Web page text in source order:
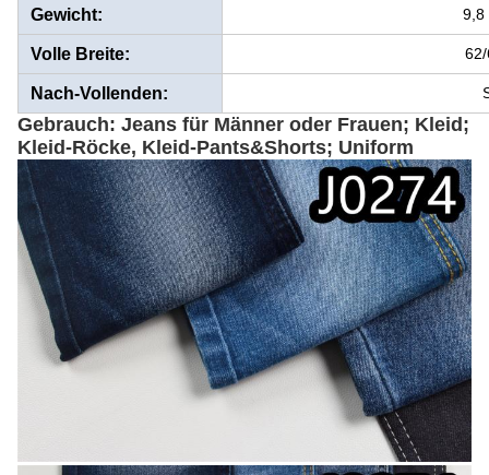
Gewicht: 9,8
Volle Breite:
Nach-Vollenden:
Gebrauch: Jeans für Männer oder Frauen; Kleid;
Kleid-Röcke, Kleid-Pants&Shorts; Uniform